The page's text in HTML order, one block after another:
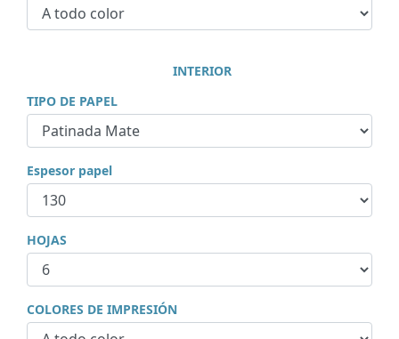
INTERIOR
TIPO DE PAPEL
Espesor papel
HOJAS
COLORES DE IMPRESIÓN